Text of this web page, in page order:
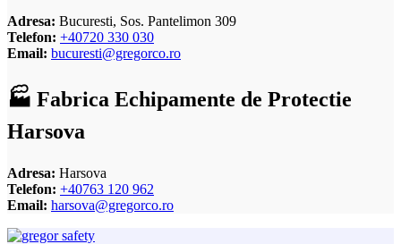
Adresa: Bucuresti, Sos. Pantelimon 309
Telefon: +40720 330 030
Email: bucuresti@gregorco.ro
🏭 Fabrica Echipamente de Protectie
Harsova
Adresa: Harsova
Telefon: +40763 120 962
Email: harsova@gregorco.ro